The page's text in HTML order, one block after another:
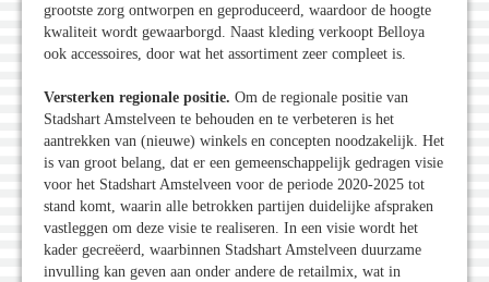
grootste zorg ontworpen en geproduceerd, waardoor de hoogte
kwaliteit wordt gewaarborgd. Naast kleding verkoopt Belloya
ook accessoires, door wat het assortiment zeer compleet is.
Versterken regionale positie. Om de regionale positie van
Stadshart Amstelveen te behouden en te verbeteren is het
aantrekken van (nieuwe) winkels en concepten noodzakelijk. Het
is van groot belang, dat er een gemeenschappelijk gedragen visie
voor het Stadshart Amstelveen voor de periode 2020-2025 tot
stand komt, waarin alle betrokken partijen duidelijke afspraken
vastleggen om deze visie te realiseren. In een visie wordt het
kader gecreëerd, waarbinnen Stadshart Amstelveen duurzame
invulling kan geven aan onder andere de retailmix, wat in